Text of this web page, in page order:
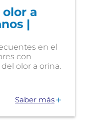
a
|
en el
con
olor a orina.
Saber más